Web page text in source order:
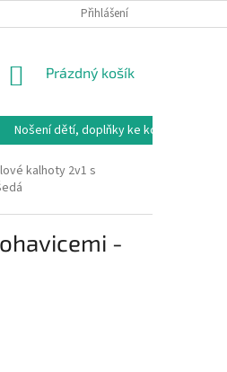
DOPRAVA, PLATBY A
Přihlášení
NÁKUPNÍ
Prázdný košík
Nošení dětí, doplňky ke kočárkům
kalhoty 2v1 s
-